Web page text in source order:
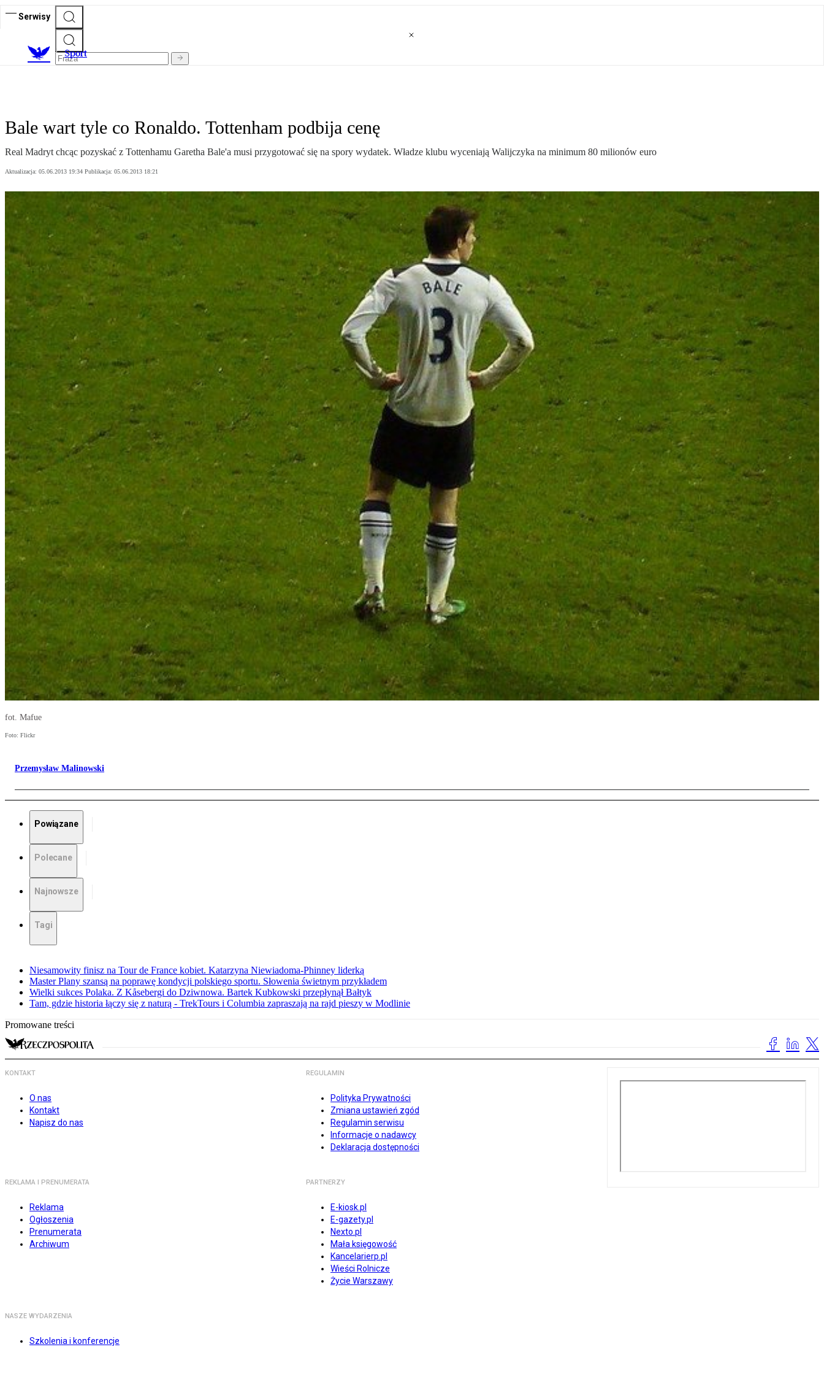
Serwisy
Sport
Bale wart tyle co Ronaldo. Tottenham podbija cenę
Real Madryt chcąc pozyskać z Tottenhamu Garetha Bale'a musi przygotować się na spory wydatek. Władze klubu wyceniają Walijczyka na minimum 80 milionów euro
Aktualizacja: 05.06.2013 19:34 Publikacja: 05.06.2013 18:21
fot. Mafue
Foto: Flickr
Przemysław Malinowski
Powiązane
Polecane
Najnowsze
Tagi
Niesamowity finisz na Tour de France kobiet. Katarzyna Niewiadoma-Phinney liderką
Master Plany szansą na poprawę kondycji polskiego sportu. Słowenia świetnym przykładem
Wielki sukces Polaka. Z Kåsebergi do Dziwnowa. Bartek Kubkowski przepłynął Bałtyk
Tam, gdzie historia łączy się z naturą - TrekTours i Columbia zapraszają na rajd pieszy w Modlinie
Promowane treści
KONTAKT
O nas
Kontakt
Napisz do nas
REGULAMIN
Polityka Prywatności
Zmiana ustawień zgód
Regulamin serwisu
Informacje o nadawcy
Deklaracja dostępności
REKLAMA I PRENUMERATA
Reklama
Ogłoszenia
Prenumerata
Archiwum
PARTNERZY
E-kiosk.pl
E-gazety.pl
Nexto.pl
Mała księgowość
Kancelarierp.pl
Wieści Rolnicze
Życie Warszawy
NASZE WYDARZENIA
Szkolenia i konferencje